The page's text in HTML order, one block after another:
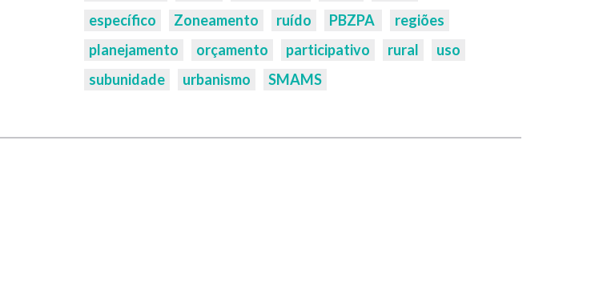
específico
Zoneamento ruído PBZPA
regiões
planejamento
orçamento participativo rural
uso
subunidade
urbanismo SMAMS